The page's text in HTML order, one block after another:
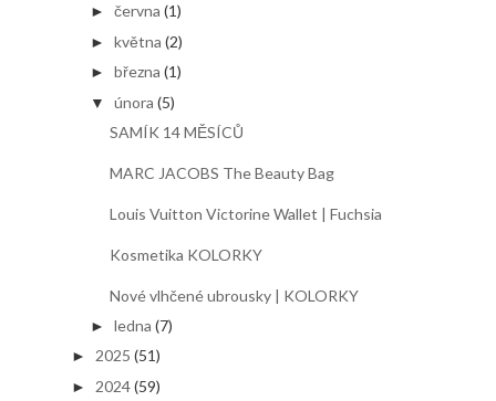
► června (1)
► května (2)
► března (1)
▼ února (5)
SAMÍK 14 MĚSÍCŮ
MARC JACOBS The Beauty Bag
Louis Vuitton Victorine Wallet | Fuchsia
Kosmetika KOLORKY
Nové vlhčené ubrousky | KOLORKY
► ledna (7)
► 2025 (51)
► 2024(59)